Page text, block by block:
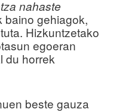
nahaste
baino gehiagok,
Hizkuntzetako
egoeran
du horrek
beste gauza